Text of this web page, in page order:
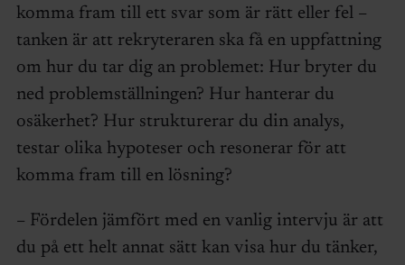
komma fram till ett svar som är rätt eller fel –
tanken är att rekryteraren ska få en uppfattning
om hur du tar dig an problemet: Hur bryter du
ned problemställningen? Hur hanterar du
osäkerhet? Hur strukturerar du din analys,
testar olika hypoteser och resonerar för att
komma fram till en lösning?
– Fördelen jämfört med en vanlig intervju är att
du på ett helt annat sätt kan visa hur du tänker,